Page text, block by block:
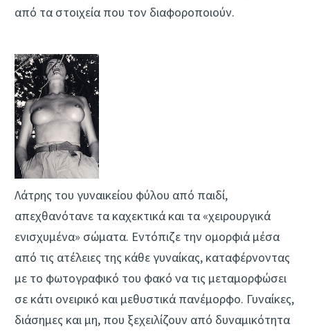
από τα στοιχεία που τον διαφοροποιούν.
Λάτρης του γυναικείου φύλου από παιδί,
απεχθανότανε τα καχεκτικά και τα «χειρουργικά
ενισχυμένα» σώματα. Εντόπιζε την ομορφιά μέσα
από τις ατέλειες της κάθε γυναίκας, καταφέρνοντας
με το φωτογραφικό του φακό να τις μεταμορφώσει
σε κάτι ονειρικό και μεθυστικά πανέμορφο. Γυναίκες,
διάσημες και μη, που ξεχειλίζουν από δυναμικότητα